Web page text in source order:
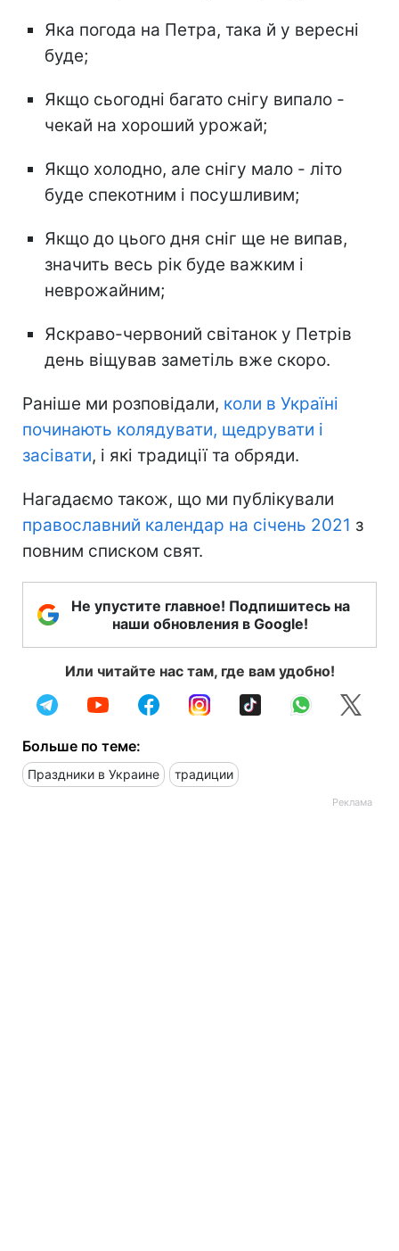
Яка погода на Петра, така й у вересні
буде;
Якщо сьогодні багато снігу випало -
чекай на хороший урожай;
Якщо холодно, але снігу мало - літо
буде спекотним і посушливим;
Якщо до цього дня сніг ще не випав,
значить весь рік буде важким і
неврожайним;
Яскраво-червоний світанок у Петрів
день віщував заметіль вже скоро.
Раніше ми розповідали, коли в Україні
починають колядувати, щедрувати і
засівати, і які традиції та обряди.
Нагадаємо також, що ми публікували
православний календар на січень 2021 з
повним списком свят.
Не упустите главное! Подпишитесь на
наши обновления в Google!
Или читайте нас там, где вам удобно!
Больше по теме:
Праздники в Украине традиции